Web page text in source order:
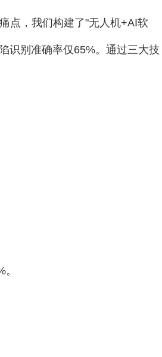
点，我们构建了"无人机+AI软
识别准确率仅65%。通过三大技